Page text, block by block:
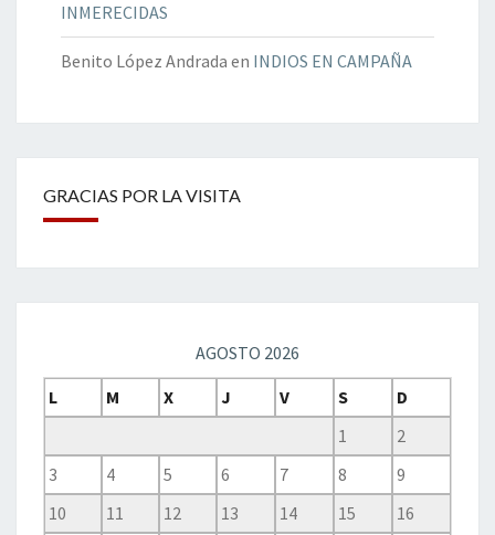
INMERECIDAS
Benito López Andrada en INDIOS EN CAMPAÑA
GRACIAS POR LA VISITA
AGOSTO 2026
L
M X J V S
D
1
2
3
4 5 6 7 8
9
10
11 12 13 14 15
16